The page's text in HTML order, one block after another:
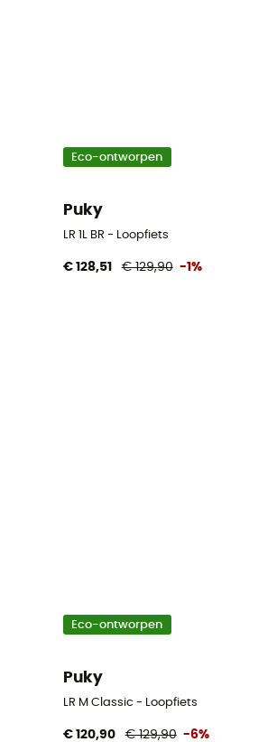
Eco-ontworpen
Puky
LR 1L BR - Loopfiets
€ 128,51 € 129,90 -1%
Eco-ontworpen
Puky
LR M Classic - Loopfiets
€ 120,90 € 129,90 -6%